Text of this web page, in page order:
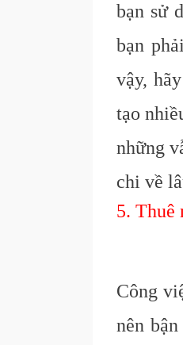
bạn sử
bạn
vậy,
tạo
những
chi về
5. Thuê
Công
nên